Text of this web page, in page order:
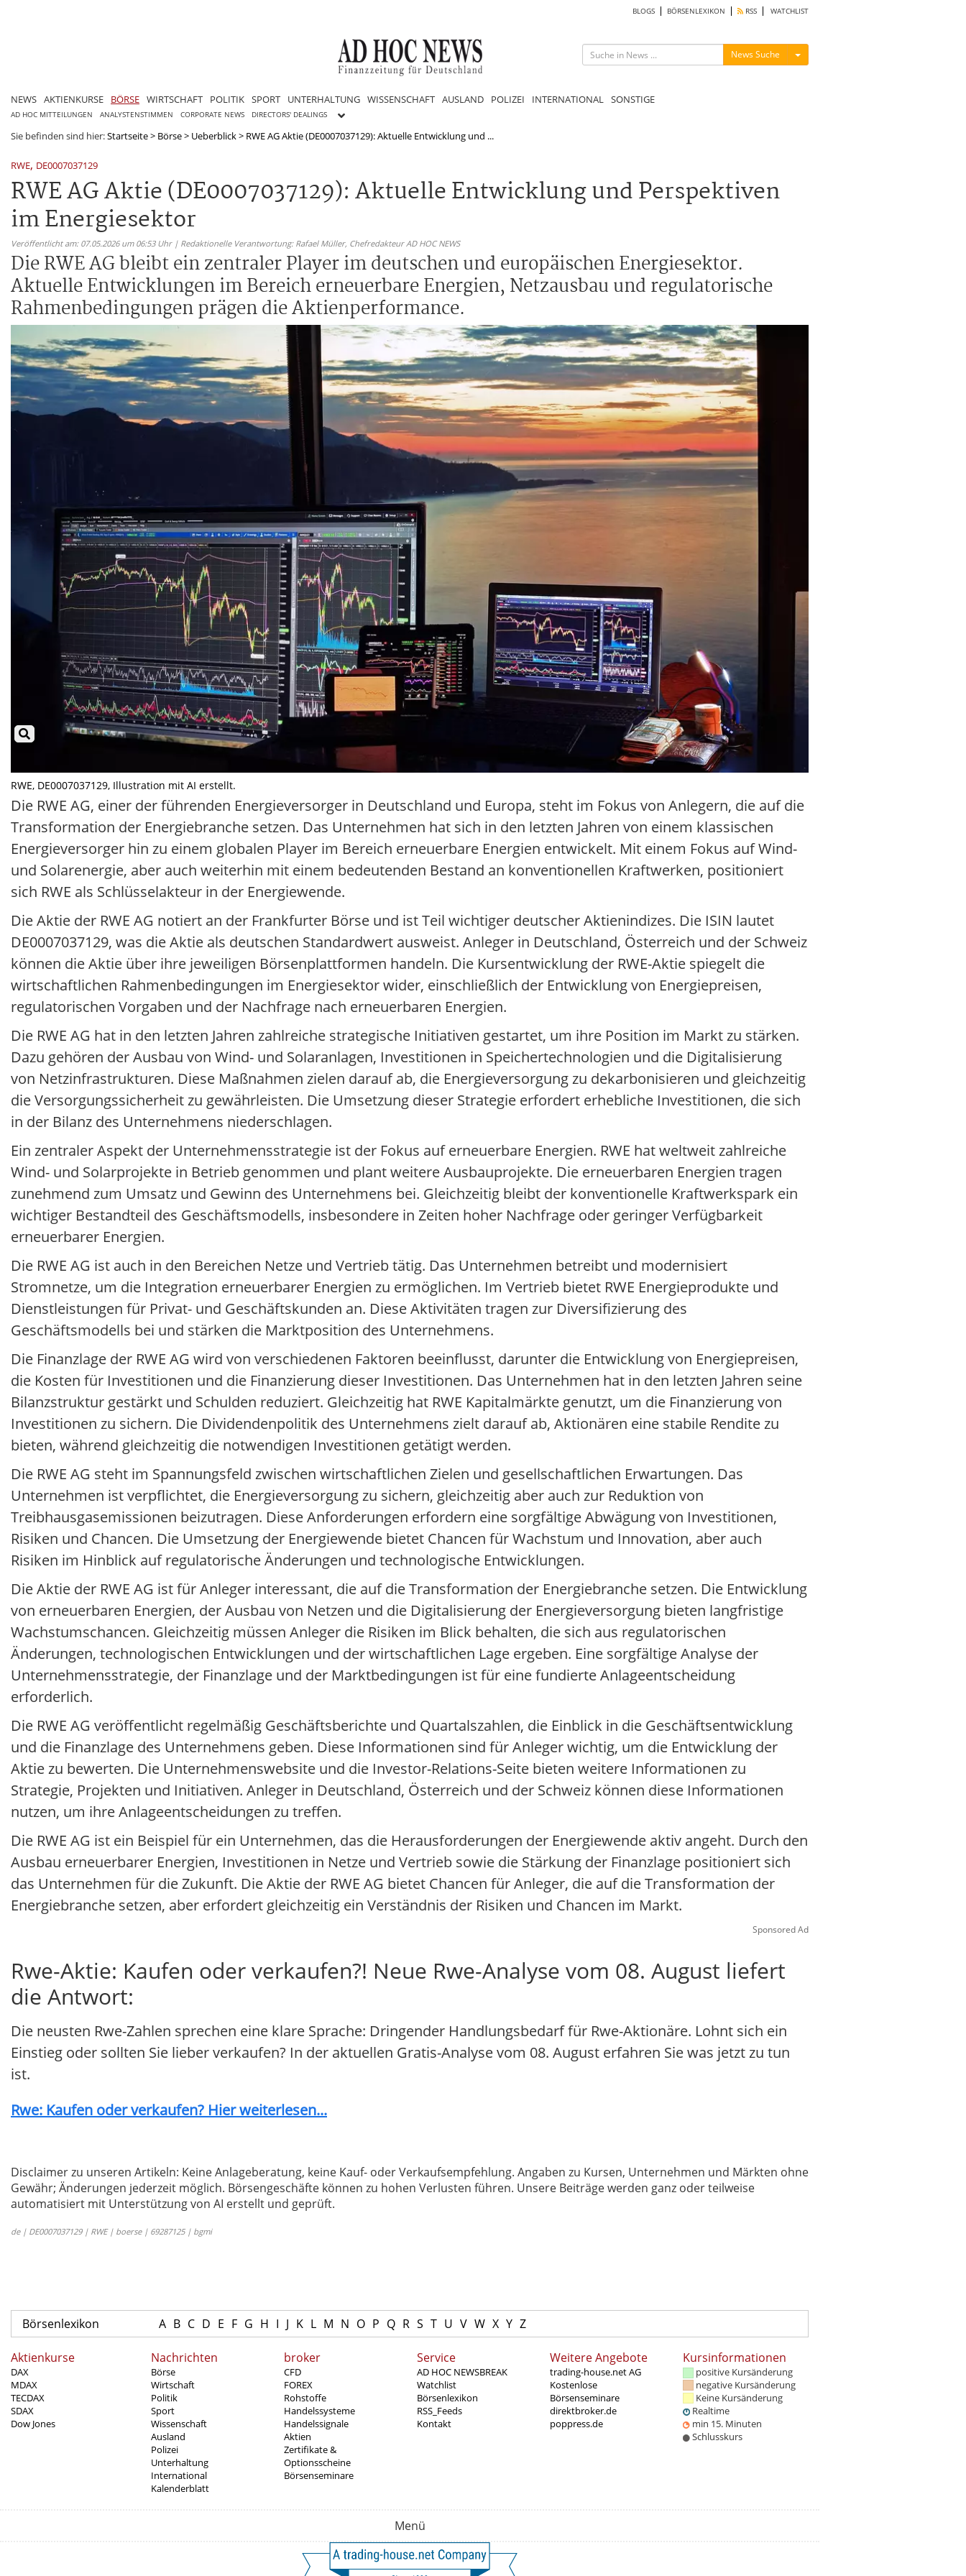
BLOGS BÖRSENLEXIKON RSS WATCHLIST
News Suche Menü ein-/ausblenden
NEWS AKTIENKURSE BÖRSE WIRTSCHAFT POLITIK SPORT UNTERHALTUNG WISSENSCHAFT AUSLAND POLIZEI INTERNATIONAL SONSTIGE
AD HOC MITTEILUNGEN ANALYSTENSTIMMEN CORPORATE NEWS DIRECTORS' DEALINGS
Sie befinden sind hier:Startseite> Börse> Ueberblick> RWE AG Aktie (DE0007037129): Aktuelle Entwicklung und ...
RWE, DE0007037129
RWE AG Aktie (DE0007037129): Aktuelle Entwicklung und Perspektiven
im Energiesektor
Veröffentlicht am: 07.05.2026 um 06:53 Uhr | Redaktionelle Verantwortung: Rafael Müller, Chefredakteur AD HOC NEWS
Die RWE AG bleibt ein zentraler Player im deutschen und europäischen Energiesektor.
Aktuelle Entwicklungen im Bereich erneuerbare Energien, Netzausbau und regulatorische
Rahmenbedingungen prägen die Aktienperformance.
RWE, DE0007037129, Illustration mit AI erstellt.
Die RWE AG, einer der führenden Energieversorger in Deutschland und Europa, steht im Fokus von Anlegern, die auf die
Transformation der Energiebranche setzen. Das Unternehmen hat sich in den letzten Jahren von einem klassischen
Energieversorger hin zu einem globalen Player im Bereich erneuerbare Energien entwickelt. Mit einem Fokus auf Wind-
und Solarenergie, aber auch weiterhin mit einem bedeutenden Bestand an konventionellen Kraftwerken, positioniert
sich RWE als Schlüsselakteur in der Energiewende.
Die Aktie der RWE AG notiert an der Frankfurter Börse und ist Teil wichtiger deutscher Aktienindizes. Die ISIN lautet
DE0007037129, was die Aktie als deutschen Standardwert ausweist. Anleger in Deutschland, Österreich und der Schweiz
können die Aktie über ihre jeweiligen Börsenplattformen handeln. Die Kursentwicklung der RWE-Aktie spiegelt die
wirtschaftlichen Rahmenbedingungen im Energiesektor wider, einschließlich der Entwicklung von Energiepreisen,
regulatorischen Vorgaben und der Nachfrage nach erneuerbaren Energien.
Die RWE AG hat in den letzten Jahren zahlreiche strategische Initiativen gestartet, um ihre Position im Markt zu stärken.
Dazu gehören der Ausbau von Wind- und Solaranlagen, Investitionen in Speichertechnologien und die Digitalisierung
von Netzinfrastrukturen. Diese Maßnahmen zielen darauf ab, die Energieversorgung zu dekarbonisieren und gleichzeitig
die Versorgungssicherheit zu gewährleisten. Die Umsetzung dieser Strategie erfordert erhebliche Investitionen, die sich
in der Bilanz des Unternehmens niederschlagen.
Ein zentraler Aspekt der Unternehmensstrategie ist der Fokus auf erneuerbare Energien. RWE hat weltweit zahlreiche
Wind- und Solarprojekte in Betrieb genommen und plant weitere Ausbauprojekte. Die erneuerbaren Energien tragen
zunehmend zum Umsatz und Gewinn des Unternehmens bei. Gleichzeitig bleibt der konventionelle Kraftwerkspark ein
wichtiger Bestandteil des Geschäftsmodells, insbesondere in Zeiten hoher Nachfrage oder geringer Verfügbarkeit
erneuerbarer Energien.
Die RWE AG ist auch in den Bereichen Netze und Vertrieb tätig. Das Unternehmen betreibt und modernisiert
Stromnetze, um die Integration erneuerbarer Energien zu ermöglichen. Im Vertrieb bietet RWE Energieprodukte und
Dienstleistungen für Privat- und Geschäftskunden an. Diese Aktivitäten tragen zur Diversifizierung des
Geschäftsmodells bei und stärken die Marktposition des Unternehmens.
Die Finanzlage der RWE AG wird von verschiedenen Faktoren beeinflusst, darunter die Entwicklung von Energiepreisen,
die Kosten für Investitionen und die Finanzierung dieser Investitionen. Das Unternehmen hat in den letzten Jahren seine
Bilanzstruktur gestärkt und Schulden reduziert. Gleichzeitig hat RWE Kapitalmärkte genutzt, um die Finanzierung von
Investitionen zu sichern. Die Dividendenpolitik des Unternehmens zielt darauf ab, Aktionären eine stabile Rendite zu
bieten, während gleichzeitig die notwendigen Investitionen getätigt werden.
Die RWE AG steht im Spannungsfeld zwischen wirtschaftlichen Zielen und gesellschaftlichen Erwartungen. Das
Unternehmen ist verpflichtet, die Energieversorgung zu sichern, gleichzeitig aber auch zur Reduktion von
Treibhausgasemissionen beizutragen. Diese Anforderungen erfordern eine sorgfältige Abwägung von Investitionen,
Risiken und Chancen. Die Umsetzung der Energiewende bietet Chancen für Wachstum und Innovation, aber auch
Risiken im Hinblick auf regulatorische Änderungen und technologische Entwicklungen.
Die Aktie der RWE AG ist für Anleger interessant, die auf die Transformation der Energiebranche setzen. Die Entwicklung
von erneuerbaren Energien, der Ausbau von Netzen und die Digitalisierung der Energieversorgung bieten langfristige
Wachstumschancen. Gleichzeitig müssen Anleger die Risiken im Blick behalten, die sich aus regulatorischen
Änderungen, technologischen Entwicklungen und der wirtschaftlichen Lage ergeben. Eine sorgfältige Analyse der
Unternehmensstrategie, der Finanzlage und der Marktbedingungen ist für eine fundierte Anlageentscheidung
erforderlich.
Die RWE AG veröffentlicht regelmäßig Geschäftsberichte und Quartalszahlen, die Einblick in die Geschäftsentwicklung
und die Finanzlage des Unternehmens geben. Diese Informationen sind für Anleger wichtig, um die Entwicklung der
Aktie zu bewerten. Die Unternehmenswebsite und die Investor-Relations-Seite bieten weitere Informationen zu
Strategie, Projekten und Initiativen. Anleger in Deutschland, Österreich und der Schweiz können diese Informationen
nutzen, um ihre Anlageentscheidungen zu treffen.
Die RWE AG ist ein Beispiel für ein Unternehmen, das die Herausforderungen der Energiewende aktiv angeht. Durch den
Ausbau erneuerbarer Energien, Investitionen in Netze und Vertrieb sowie die Stärkung der Finanzlage positioniert sich
das Unternehmen für die Zukunft. Die Aktie der RWE AG bietet Chancen für Anleger, die auf die Transformation der
Energiebranche setzen, aber erfordert gleichzeitig ein Verständnis der Risiken und Chancen im Markt.
Sponsored Ad
Rwe-Aktie: Kaufen oder verkaufen?! Neue Rwe-Analyse vom 08. August liefert
die Antwort:
Die neusten Rwe-Zahlen sprechen eine klare Sprache: Dringender Handlungsbedarf für Rwe-Aktionäre. Lohnt sich ein
Einstieg oder sollten Sie lieber verkaufen? In der aktuellen Gratis-Analyse vom 08. August erfahren Sie was jetzt zu tun
ist.
Rwe: Kaufen oder verkaufen? Hier weiterlesen...
Disclaimer zu unseren Artikeln: Keine Anlageberatung, keine Kauf- oder Verkaufsempfehlung. Angaben zu Kursen, Unternehmen und Märkten ohne
Gewähr; Änderungen jederzeit möglich. Börsengeschäfte können zu hohen Verlusten führen. Unsere Beiträge werden ganz oder teilweise
automatisiert mit Unterstützung von AI erstellt und geprüft.
de | DE0007037129 | RWE | boerse | 69287125 | bgmi
Börsenlexikon A B C D E F G H I J K L M N O P Q R S T U V W X Y Z
Aktienkurse
DAX
MDAX
TECDAX
SDAX
Dow Jones
Nachrichten
Börse
Wirtschaft
Politik
Sport
Wissenschaft
Ausland
Polizei
Unterhaltung
International
Kalenderblatt
broker
CFD
FOREX
Rohstoffe
Handelssysteme
Handelssignale
Aktien
Zertifikate &
Optionsscheine
Börsenseminare
Service
AD HOC NEWSBREAK
Watchlist
Börsenlexikon
RSS_Feeds
Kontakt
Weitere Angebote
trading-house.net AG
Kostenlose
Börsenseminare
direktbroker.de
poppress.de
Kursinformationen
positive Kursänderung
negative Kursänderung
Keine Kursänderung
Realtime
min 15. Minuten
Schlusskurs
Menü